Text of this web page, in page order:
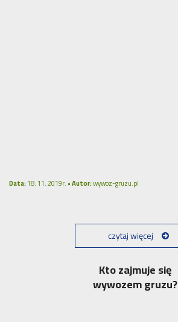
Data:18. 11. 2019r. •Autor:wywoz-gruzu.pl
czytaj więcej
Kto zajmuje się
wywozem gruzu?